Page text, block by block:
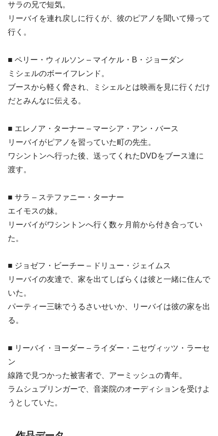
サラの兄で短気。
リーバイを連れ戻しに行くが、彼のピアノを聞いて帰って
行く。
■ ペリー・ウィルソン – マイケル・B・ジョーダン
ミシェルのボーイフレンド。
ブースから軽く脅され、ミシェルとは映画を見に行くだけ
だとみんなに伝える。
■ エレノア・ターナー – マーシア・アン・バース
リーバイがピアノを習っていた町の先生。
ワシントンへ行った後、送ってくれたDVDをブース達に
渡す。
■ サラ – ステファニー・ターナー
エイモスの妹。
リーバイがワシントンへ行く数ヶ月前から付き合ってい
た。
■ ジョゼフ・ビーチー – ドリュー・ジェイムス
リーバイの友達で、家を出てしばらくは彼と一緒に住んで
いた。
パーティー三昧でうるさいせいか、リーバイは彼の家を出
る。
■ リーバイ・ヨーダー – ライダー・ニセヴィッツ・ラーセ
ン
線路で見つかった被害者で、アーミッシュの青年。
ラムシュプリンガーで、音楽院のオーディションを受けよ
うとしていた。